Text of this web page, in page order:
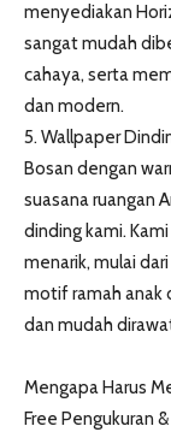
menyediakan
sangat mudah
cahaya, serta
dan modern.
5. Wallpaper
Bosan dengan
suasana ruangan
dinding kami.
menarik, mulai
motif ramah anak
dan mudah
Mengapa Harus
Free Pengukuran